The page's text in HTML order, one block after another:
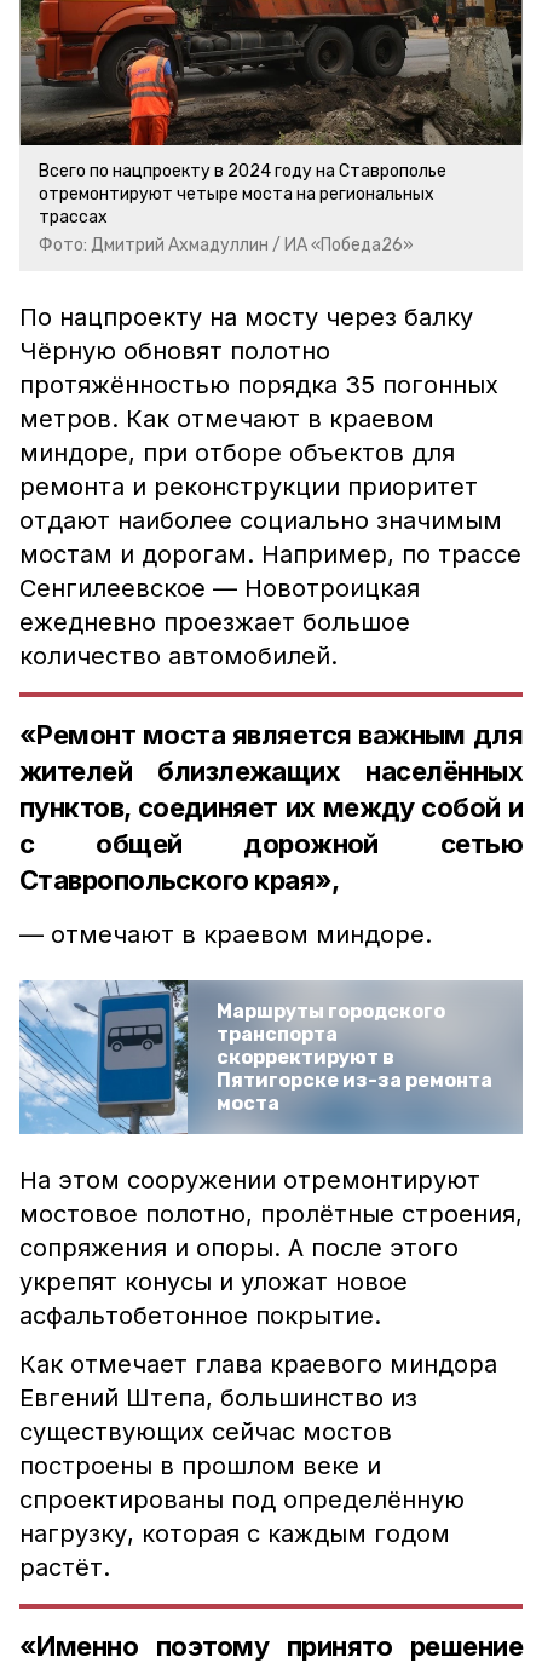
Всего по нацпроекту в 2024 году на Ставрополье
отремонтируют четыре моста на региональных
трассах
Фото: Дмитрий Ахмадуллин / ИА «Победа26»
По нацпроекту на мосту через балку
Чёрную обновят полотно
протяжённостью порядка 35 погонных
метров. Как отмечают в краевом
миндоре, при отборе объектов для
ремонта и реконструкции приоритет
отдают наиболее социально значимым
мостам и дорогам. Например, по трассе
Сенгилеевское — Новотроицкая
ежедневно проезжает большое
количество автомобилей.
«Ремонт моста является важным для
жителей близлежащих населённых
пунктов, соединяет их между собой и
с общей дорожной сетью
Ставропольского края»,
— отмечают в краевом миндоре.
Маршруты городского
транспорта
скорректируют в
Пятигорске из-за ремонта
моста
На этом сооружении отремонтируют
мостовое полотно, пролётные строения,
сопряжения и опоры. А после этого
укрепят конусы и уложат новое
асфальтобетонное покрытие.
Как отмечает глава краевого миндора
Евгений Штепа, большинство из
существующих сейчас мостов
построены в прошлом веке и
спроектированы под определённую
нагрузку, которая с каждым годом
растёт.
«Именно поэтому принято решение